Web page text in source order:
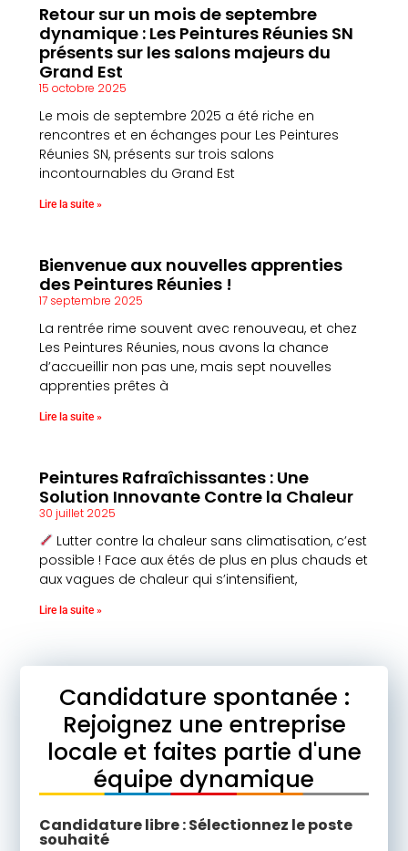
Candidature spontanée :
Rejoignez une entreprise
locale et faites partie d'une
équipe dynamique
Candidature libre : Sélectionnez le poste
souhaité
Retour sur un mois de septembre
dynamique : Les Peintures Réunies SN
présents sur les salons majeurs du
Grand Est
15 octobre 2025
Le mois de septembre 2025 a été riche en
rencontres et en échanges pour Les Peintures
Réunies SN, présents sur trois salons
incontournables du Grand Est
Lire la suite »
Bienvenue aux nouvelles apprenties
des Peintures Réunies !
17 septembre 2025
La rentrée rime souvent avec renouveau, et chez
Les Peintures Réunies, nous avons la chance
d’accueillir non pas une, mais sept nouvelles
apprenties prêtes à
Lire la suite »
Peintures Rafraîchissantes : Une
Solution Innovante Contre la Chaleur
30 juillet 2025
Lutter contre la chaleur sans climatisation, c’est
possible ! Face aux étés de plus en plus chauds et
aux vagues de chaleur qui s’intensifient,
Lire la suite »